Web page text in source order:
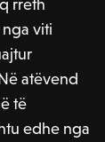
viti
atëvend
të
edhe nga